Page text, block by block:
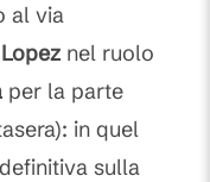
al via
nel ruolo
per la parte
in quel
sulla